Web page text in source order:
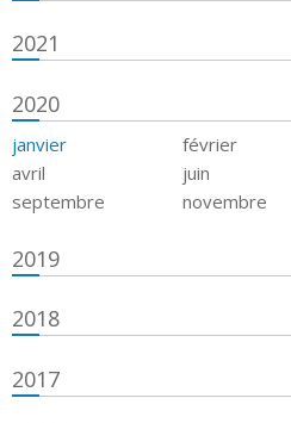
2021
2020
janvier février
avril
juin
septembre
novembre
2019
2018
2017